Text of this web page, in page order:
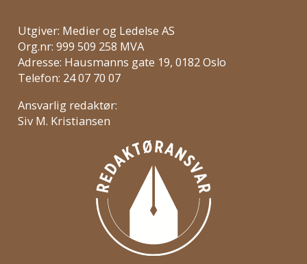
Utgiver: Medier og Ledelse AS
Org.nr: 999 509 258 MVA
Adresse: Hausmanns gate 19, 0182 Oslo
Telefon: 24 07 70 07
Ansvarlig redaktør:
Siv M. Kristiansen